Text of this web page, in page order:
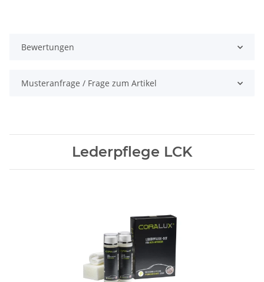
Bewertungen
Musteranfrage / Frage zum Artikel
Lederpflege LCK